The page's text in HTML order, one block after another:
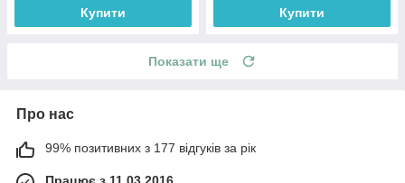
Купити Купити
Показати ще
Про нас
99% позитивних з 177 відгуків за рік